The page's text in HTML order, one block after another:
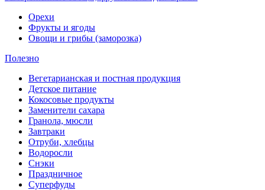
Орехи
Фрукты и ягоды
Овощи и грибы (заморозка)
Полезно
Вегетарианская и постная продукция
Детское питание
Кокосовые продукты
Заменители сахара
Гранола, мюсли
Завтраки
Отруби, хлебцы
Водоросли
Снэки
Праздничное
Суперфуды